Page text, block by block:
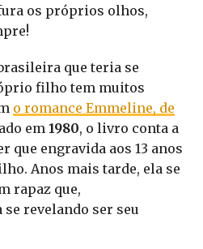
os próprios olhos,
que teria se
filho tem muitos
o romance Emmeline, de
em 1980, o livro conta a
que engravida aos 13 anos
Anos mais tarde, ela se
rapaz que,
revelando ser seu